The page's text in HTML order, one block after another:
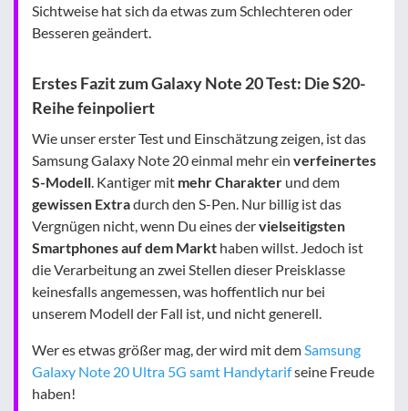
Sichtweise hat sich da etwas zum Schlechteren oder
Besseren geändert.
Erstes Fazit zum Galaxy Note 20 Test: Die S20-
Reihe feinpoliert
Wie unser erster Test und Einschätzung zeigen, ist das
Samsung Galaxy Note 20 einmal mehr ein verfeinertes
S-Modell. Kantiger mit mehr Charakter und dem
gewissen Extradurch den S-Pen. Nur billig ist das
Vergnügen nicht, wenn Du eines dervielseitigsten
Smartphones auf dem Markt haben willst. Jedoch ist
die Verarbeitung an zwei Stellen dieser Preisklasse
keinesfalls angemessen, was hoffentlich nur bei
unserem Modell der Fall ist, und nicht generell.
Wer es etwas größer mag, der wird mit demSamsung
Galaxy Note 20 Ultra 5G samt Handytarifseine Freude
haben!